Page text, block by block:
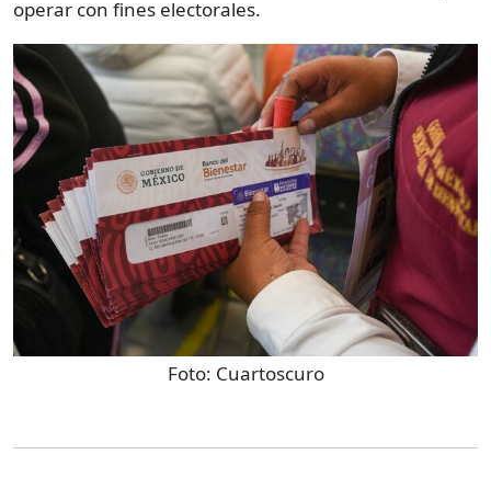
operar con fines electorales.
Foto: Cuartoscuro